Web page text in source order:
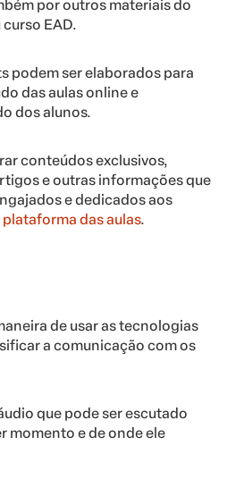
por outros materiais do
EAD.
podem ser elaborados para
das aulas online e
dos alunos.
conteúdos exclusivos,
e outras informações que
e dedicados aos
plataforma das aulas.
de usar as tecnologias
a comunicação com os
que pode ser escutado
momento e de onde ele